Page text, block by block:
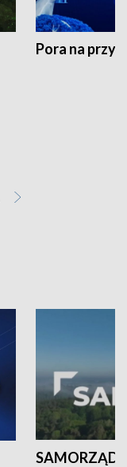
Pora na
SAMORZĄD